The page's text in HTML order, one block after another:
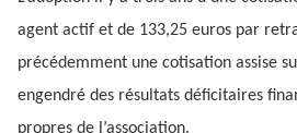
agent actif et de 133,25 euros par
précédemment une cotisation assise
engendré des résultats déficitaires
propres de l’association.